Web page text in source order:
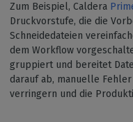
Zum Beispiel, Caldera
Druckvorstufe, die die
Schneidedateien
dem Workflow
gruppiert und bereitet
darauf ab, manuelle
verringern und die